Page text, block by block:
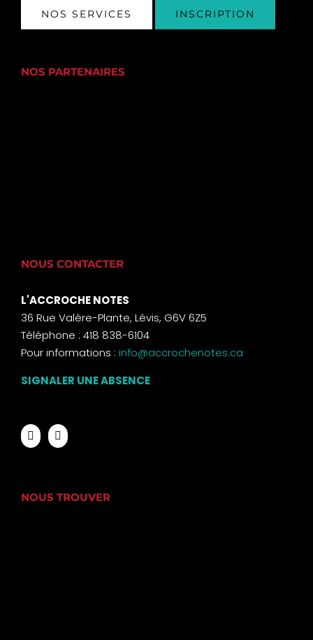
NOS SERVICES INSCRIPTION
NOS PARTENAIRES
NOUS CONTACTER
L'ACCROCHE NOTES
36 Rue Valère-Plante, Lévis, G6V 6Z5
Téléphone : 418 838-6104
Pour informations : info@accrochenotes.ca
SIGNALER UNE ABSENCE
NOUS TROUVER